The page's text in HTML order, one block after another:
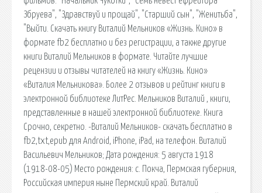
Збруева", "Здравствуй и прощай", "Старший сын", "Женитьба",
"Выйти. Скачать книгу Виталий Мельников «Жизнь. Кино» в
формате fb2 бесплатно и без регистрации, а также другие
книги Виталий Мельников в формате. Читайте лучшие
рецензии и отзывы читателей на книгу «Жизнь. Кино»
«Виталия Мельникова». Более 2 отзывов и рейтинг книги в
электронной библиотеке ЛитРес. Мельников Виталий , книги,
представленные в нашей электронной библиотеке. Книга
Срочно, секретно. -Виталий Мельников- скачать бесплатно в
fb2,txt,epub для Android, iPhone, iPad, на телефон. Виталий
Васильевич Мельников; Дата рождения: 5 августа 1918
(1918-08-05) Место рождения: с. Покча, Пермская губерния,
Российская империя ныне Пермский край. Виталий